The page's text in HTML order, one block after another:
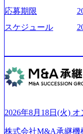
mages/
_956x512.webp https://
on.appspot.com/public/
m/our-vision-
ンプレクス社は、
ング会社で、NRI、
ngsTop 100企業にも
特長 ビジネスへの
pearと、最先端テク
社またはグループ会
世界トップクラスの
て未来を創造し、社
ている Mission:私た
話 IoT社会の浸透、
急伸長しており、そ
中 https://
m/public/images/
cb8-329e-4a45-a8f5-
e.googleapis.com/our-
s/
応募期限
スケジュール
2026年8月18日(火)
株式会社M&A承継機